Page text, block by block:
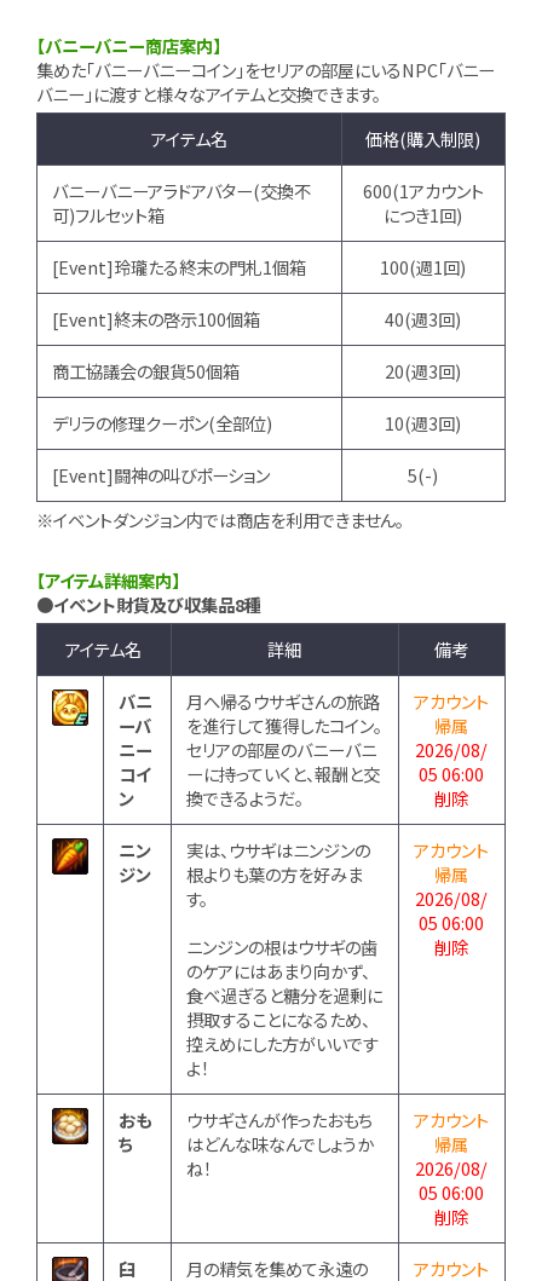
【バニーバニー商店案内】
集めた「バニーバニーコイン」をセリアの部屋にいるNPC「バニー
バニー」に渡すと様々なアイテムと交換できます。
アイテム名
価格(購入制限)
バニーバニーアラドアバター(交換不
可)フルセット箱
600(1アカウント
につき1回)
[Event]玲瓏たる終末の門札1個箱 100(週1回)
[Event]終末の啓示100個箱 40(週3回)
商工協議会の銀貨50個箱 20(週3回)
デリラの修理クーポン(全部位) 10(週3回)
[Event]闘神の叫びポーション
5(-)
※イベントダンジョン内では商店を利用できません。
【アイテム詳細案内】
●イベント財貨及び収集品8種
アイテム名
詳細 備考
バニ
ーバ
ニー
コイ
ン
月へ帰るウサギさんの旅路
を進行して獲得したコイン。
セリアの部屋のバニーバニ
ーに持っていくと、報酬と交
換できるようだ。
アカウント
帰属
2026/08/
05 06:00
削除
ニン
ジン
実は、ウサギはニンジンの
根よりも葉の方を好みま
す。
ニンジンの根はウサギの歯
のケアにはあまり向かず、
食べ過ぎると糖分を過剰に
摂取することになるため、
控えめにした方がいいです
よ！
アカウント
帰属
2026/08/
05 06:00
削除
おも
ち
ウサギさんが作ったおもち
はどんな味なんでしょうか
ね！
アカウント
帰属
2026/08/
05 06:00
削除
臼
月の精気を集めて永遠の
アカウント